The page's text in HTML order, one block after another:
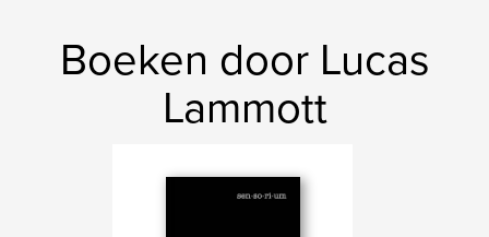
Boeken door Lucas
Lammott